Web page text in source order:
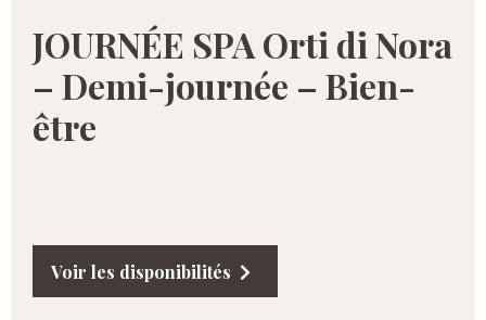
JOURNÉE SPA Orti di Nora
– Demi-journée – Bien-
être
Voir les disponibilités